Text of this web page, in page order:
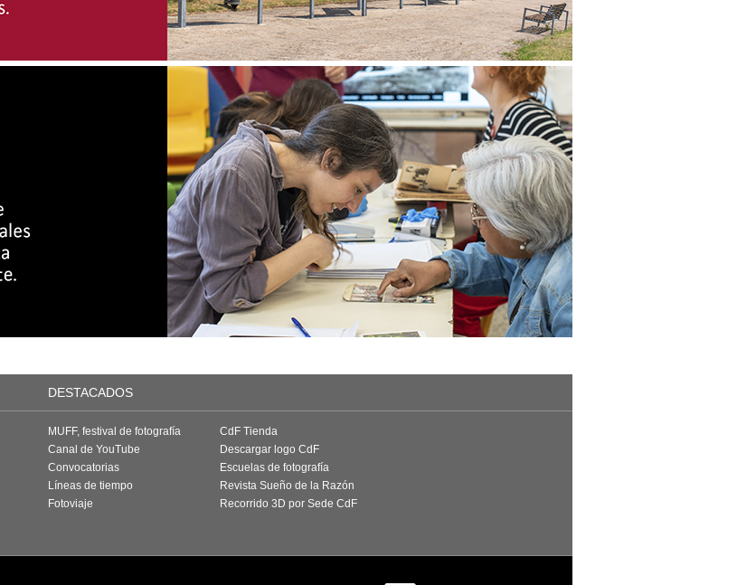
DESTACADOS
MUFF, festival de fotografía
Canal de YouTube
Convocatorias
Líneas de tiempo
Fotoviaje
CdF Tienda
Descargar logo CdF
Escuelas de fotografía
Revista Sueño de la Razón
Recorrido 3D por Sede CdF